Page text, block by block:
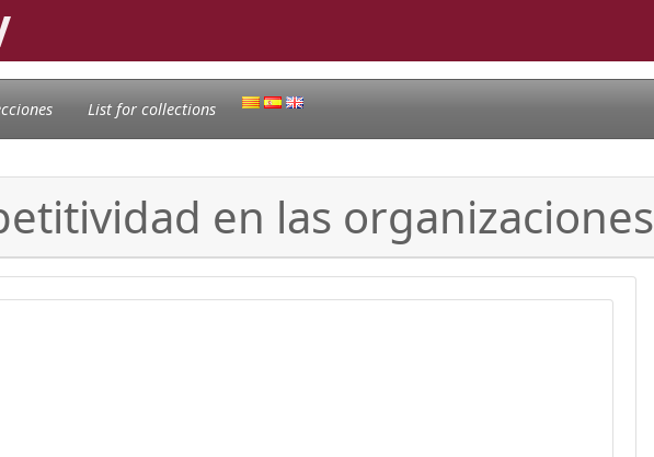
List for collections
en las organizaciones